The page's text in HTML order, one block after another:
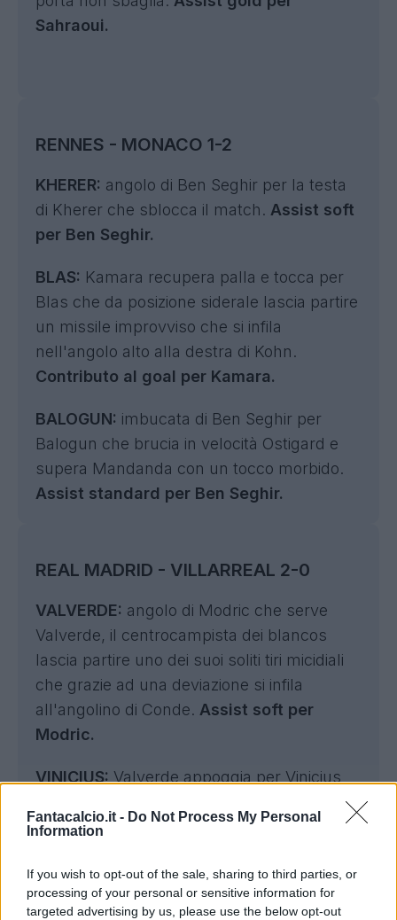
Fantacalcio.it - Do Not Process My Personal
Information
If you wish to opt-out of the sale, sharing to third parties, or
processing of your personal or sensitive information for
targeted advertising by us, please use the below opt-out
Sahraoui.
RENNES - MONACO 1-2
KHERER: angolo di Ben Seghir per la testa
di Kherer che sblocca il match. Assist soft
per Ben Seghir.
BLAS: Kamara recupera palla e tocca per
Blas che da posizione siderale lascia partire
un missile improvviso che si infila
nell'angolo alto alla destra di Kohn.
Contributo al goal per Kamara.
BALOGUN: imbucata di Ben Seghir per
Balogun che brucia in velocità Ostigard e
supera Mandanda con un tocco morbido.
Assist standard per Ben Seghir.
REAL MADRID - VILLARREAL 2-0
VALVERDE: angolo di Modric che serve
Valverde, il centrocampista dei blancos
lascia partire uno dei suoi soliti tiri micidiali
che grazie ad una deviazione si infila
all'angolino di Conde. Assist soft per
Modric.
VINICIUS: Valverde appoggia per Vinicius
che dalla lunetta dell'area di rigore prende
la mira e scaglia un tiro violento che si infila
per Valverde.